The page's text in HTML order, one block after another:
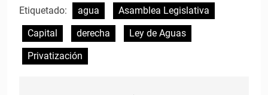
Etiquetado: agua
Asamblea Legislativa
Capital
derecha
Ley de Aguas
Privatización